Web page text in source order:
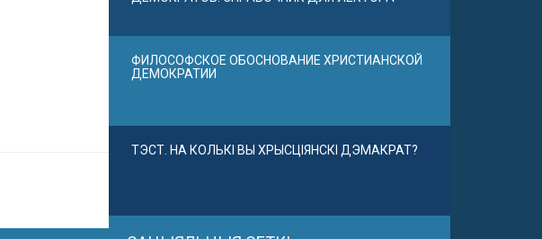
ФИЛОСОФСКОЕ ОБОСНОВАНИЕ ХРИСТИАНСКОЙ
ДЕМОКРАТИИ
ТЭСТ. НА КОЛЬКІ ВЫ ХРЫСЦІЯНСКІ ДЭМАКРАТ?